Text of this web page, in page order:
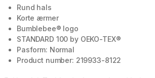
Rund hals
Korte ærmer
Bumblebee® logo
STANDARD 100 by OEKO-TEX®
Pasform: Normal
Product number: 219933-8122